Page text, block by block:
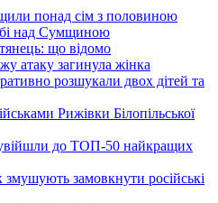
понад сім з половиною
над Сумщиною
що відомо
атаку загинула жінка
розшукали двох дітей та
Рижівки Білопільської
до ТОП-50 найкращих
замовкнути російські